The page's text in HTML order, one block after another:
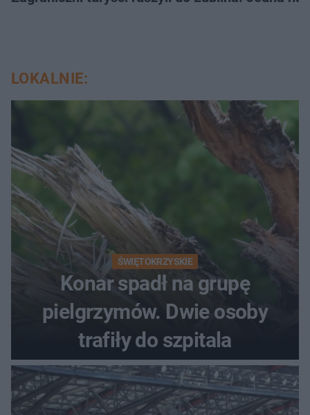
LOKALNIE:
ŚWIĘTOKRZYSKIE
Konar spadł na grupę
pielgrzymów. Dwie osoby
trafiły do szpitala